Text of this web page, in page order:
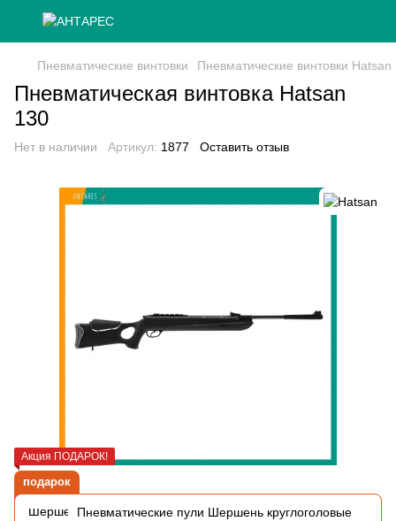
Пневматические винтовки Пневматические винтовки Hatsan
Пневматическая винтовка Hatsan
130
Нет в наличии Артикул: 1877 Оставить отзыв
Акция ПОДАРОК!
подарок
Пневматические пули Шершень круглоголовые